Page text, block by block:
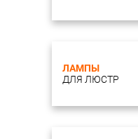
ЛАМПЫ
ДЛЯ ЛЮСТР